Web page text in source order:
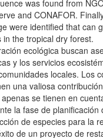
was found from
and CONAFOR.
were identified that can
the tropical dry forest.
ecológica buscan
y los servicios
locales. Los
una valiosa
se tienen en
la fase de planificación
de especies para la
de un proyecto de